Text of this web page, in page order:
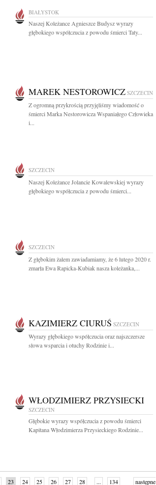
BIAŁYSTOK
Naszej Koleżance Agnieszce Budysz wyrazy
głębokiego współczucia z powodu śmierci Taty...
MAREK NESTOROWICZ SZCZECIN
Z ogromną przykrością przyjęliśmy wiadomość o
śmierci Marka Nestorowicza Wspaniałego Człowieka
i...
SZCZECIN
Naszej Koleżance Jolancie Kowalewskiej wyrazy
głębokiego współczucia z powodu śmierci...
SZCZECIN
Z głębokim żalem zawiadamiamy, że 6 lutego 2020 r.
zmarła Ewa Rapicka-Kubiak nasza koleżanka,...
KAZIMIERZ CIURUŚ SZCZECIN
Wyrazy głębokiego współczucia oraz najszczersze
słowa wsparcia i otuchy Rodzinie i...
WŁODZIMIERZ PRZYSIECKI
SZCZECIN
Głębokie wyrazy współczucia z powodu śmierci
Kapitana Włodzimierza Przysieckiego Rodzinie...
23 24 25 26 27 28 ... 134 następne